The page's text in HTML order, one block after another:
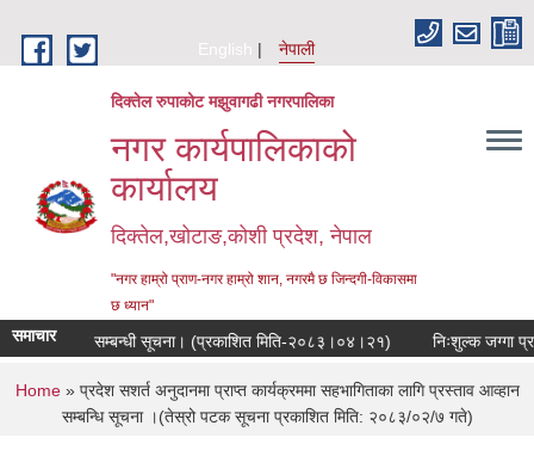
English
नेपाली
दिक्तेल रुपाकोट मझुवागढी नगरपालिका
नगर कार्यपालिकाको
कार्यालय
दिक्तेल,खोटाङ,कोशी प्रदेश, नेपाल
"नगर हाम्रो प्राण-नगर हाम्रो शान, नगरमै छ जिन्दगी-विकासमा
छ ध्यान"
समाचारहुने सम्बन्धी सूचना। (प्रकाशित मिति-२०८३।०४।२१) निःशुल्क जग्गा
You are here
Home» प्रदेश सशर्त अनुदानमा प्राप्त कार्यक्रममा सहभागिताका लागि प्रस्ताव आव्हान
सम्बन्धि सूचना ।(तेस्रो पटक सूचना प्रकाशित मिति: २०८३/०२/७ गते)